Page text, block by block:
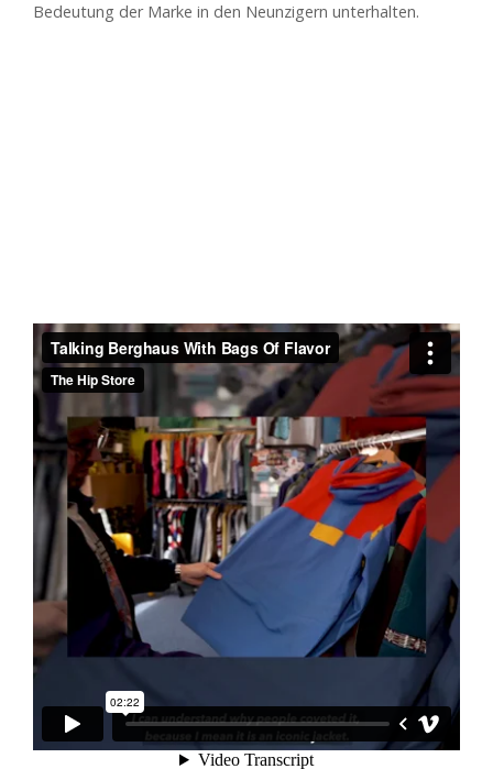
Bedeutung der Marke in den Neunzigern unterhalten.